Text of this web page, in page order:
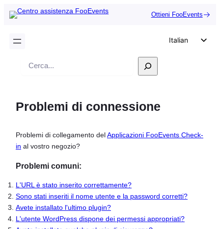
Ottieni FooEvents
Italian
French
Ricerca
Problemi di connessione
Problemi di collegamento delApplicazioni FooEvents Check-
in al vostro negozio?
Problemi comuni:
L'URL è stato inserito correttamente?
Sono stati inseriti il nome utente e la password corretti?
Avete installato l'ultimo plugin?
L'utente WordPress dispone dei permessi appropriati?